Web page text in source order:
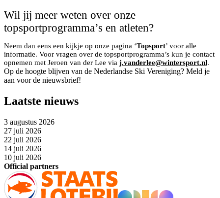
Wil jij meer weten over onze
topsportprogramma’s en atleten?
Neem dan eens een kijkje op onze pagina ‘Topsport’ voor alle
informatie. Voor vragen over de topsportprogramma’s kun je contact
opnemen met Jeroen van der Lee via j.vanderlee@wintersport.nl.
Op de hoogte blijven van de Nederlandse Ski Vereniging? Meld je
aan voor de nieuwsbrief!
Laatste nieuws
3 augustus 2026
27 juli 2026
22 juli 2026
14 juli 2026
10 juli 2026
Official partners